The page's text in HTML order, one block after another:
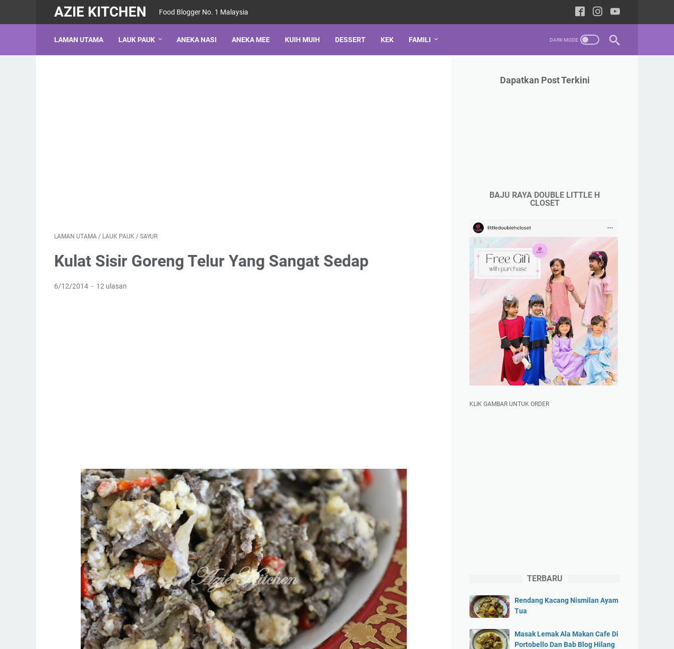
AZIE KITCHEN Food Blogger No. 1 Malaysia
LAMAN UTAMA LAUK PAUK ANEKA NASI ANEKA MEE KUIH MUIH DESSERT KEK FAMILI
LAMAN UTAMA / LAUK PAUK / SAYUR
Kulat Sisir Goreng Telur Yang Sangat Sedap
6/12/2014 12 ulasan
Dapatkan Post Terkini
BAJU RAYA DOUBLE LITTLE H
CLOSET
KLIK GAMBAR UNTUK ORDER
TERBARU
Rendang Kacang Nismilan Ayam
Tua
Masak Lemak Ala Makan Cafe Di
Portobello Dan Bab Blog Hilang